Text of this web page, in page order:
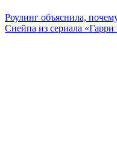
Роулинг объяснила,
Снейпа из сериала «Гарри